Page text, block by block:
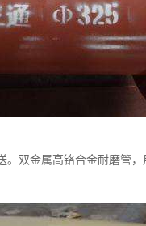
双金属高铬合金耐磨管